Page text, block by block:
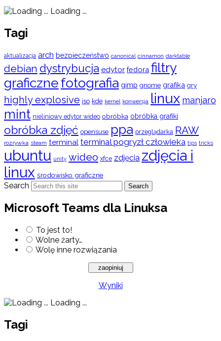
Loading ...
Tagi
aktualizacja arch bezpieczeństwo canonical cinnamon darktable
debian dystrybucja edytor fedora filtry
graficznefotografia gimp gnome grafika gry
highly explosive iso kde kernel konwersja linux manjaro
mint nieliniowy edytor wideo obróbka obróbka grafiki
obróbka zdjęć opensuse ppa przeglądarka RAW
rozrywka steam terminal terminal pogryzł człowieka tips tricks
ubuntu unity wideo xfce zdjęcia zdjęcia i
linux środowisko graficzne
Search Search
Microsoft Teams dla Linuksa
To jest to!
Wolne żarty…
Wolę inne rozwiązania
Wyniki
Loading ...
Tagi